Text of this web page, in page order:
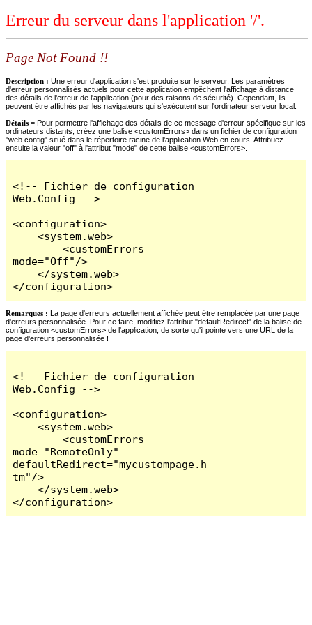
Erreur du serveur dans l'application '/'.
Page Not Found !!
Description : Une erreur d'application s'est produite sur le serveur. Les paramètres
d'erreur personnalisés actuels pour cette application empêchent l'affichage à distance
des détails de l'erreur de l'application (pour des raisons de sécurité). Cependant, ils
peuvent être affichés par les navigateurs qui s'exécutent sur l'ordinateur serveur local.
Détails = Pour permettre l'affichage des détails de ce message d'erreur spécifique sur les
ordinateurs distants, créez une balise <customErrors> dans un fichier de configuration
"web.config" situé dans le répertoire racine de l'application Web en cours. Attribuez
ensuite la valeur "off" à l'attribut "mode" de cette balise <customErrors>.
<!-- Fichier de configuration
Web.Config -->
<configuration>
    <system.web>
        <customErrors
mode="Off"/>
    </system.web>
</configuration>
Remarques : La page d'erreurs actuellement affichée peut être remplacée par une page
d'erreurs personnalisée. Pour ce faire, modifiez l'attribut "defaultRedirect" de la balise de
configuration <customErrors> de l'application, de sorte qu'il pointe vers une URL de la
page d'erreurs personnalisée !
<!-- Fichier de configuration
Web.Config -->
<configuration>
    <system.web>
        <customErrors
mode="RemoteOnly"
defaultRedirect="mycustompage.h
tm"/>
    </system.web>
</configuration>